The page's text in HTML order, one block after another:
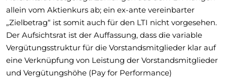
allein vom Aktienkurs ab; ein ex-ante vereinbarter
„Zielbetrag“ ist somit auch für den LTI nicht vorgesehen.
Der Aufsichtsrat ist der Auffassung, dass die variable
Vergütungsstruktur für die Vorstandsmitglieder klar auf
eine Verknüpfung von Leistung der Vorstandsmitglieder
und Vergütungshöhe (Pay for Performance)